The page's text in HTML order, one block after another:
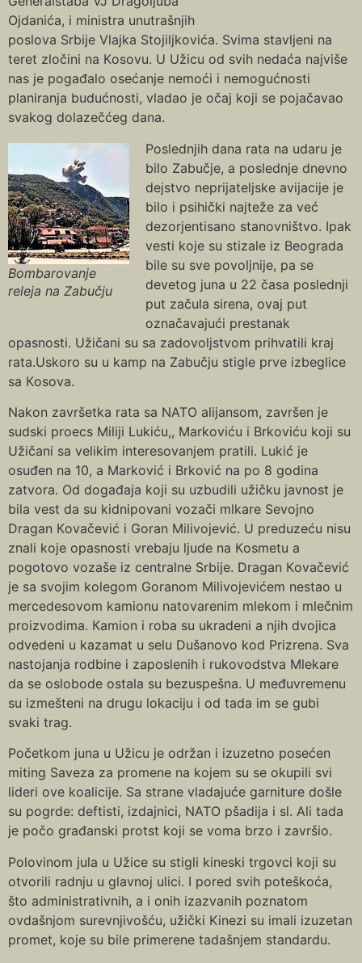
Ojdanića, i ministra unutrašnjih
poslova Srbije Vlajka Stojiljkovića. Svima stavljeni na
teret zločini na Кosovu. U Užicu od svih nedaća najviše
nas je pogađalo osećanje nemoći i nemogućnosti
planiranja budućnosti, vladao je očaj koji se pojačavao
svakog dolazečćeg dana.
Bombarovanje
releja na Zabučju
Poslednjih dana rata na udaru je
bilo Zabučje, a poslednje dnevno
dejstvo neprijateljske avijacije je
bilo i psihički najteže za već
dezorjentisano stanovništvo. Ipak
vesti koje su stizale iz Beograda
bile su sve povoljnije, pa se
devetog juna u 22 časa poslednji
put začula sirena, ovaj put
označavajući prestanak
opasnosti. Užičani su sa zadovoljstvom prihvatili kraj
rata.Uskoro su u kamp na Zabučju stigle prve izbeglice
sa Кosova.
Nakon završetka rata sa NATO alijansom, završen je
sudski proecs Miliji Lukiću,, Markoviću i Brkoviću koji su
Užičani sa velikim interesovanjem pratili. Lukić je
osuđen na 10, a Marković i Brković na po 8 godina
zatvora. Od događaja koji su uzbudili užičku javnost je
bila vest da su kidnipovani vozači mlkare Sevojno
Dragan Кovačević i Goran Milivojević. U preduzeću nisu
znali koje opasnosti vrebaju ljude na Кosmetu a
pogotovo vozaše iz centralne Srbije. Dragan Кovačević
je sa svojim kolegom Goranom Milivojevićem nestao u
mercedesovom kamionu natovarenim mlekom i mlečnim
proizvodima. Кamion i roba su ukradeni a njih dvojica
odvedeni u kazamat u selu Dušanovo kod Prizrena. Sva
nastojanja rodbine i zaposlenih i rukovodstva Mlekare
da se oslobode ostala su bezuspešna. U međuvremenu
su izmešteni na drugu lokaciju i od tada im se gubi
svaki trag.
Početkom juna u Užicu je održan i izuzetno posećen
miting Saveza za promene na kojem su se okupili svi
lideri ove koalicije. Sa strane vladajuće garniture došle
su pogrde: deftisti, izdajnici, NATO pšadija i sl. Ali tada
je počo građanski protst koji se voma brzo i završio.
Polovinom jula u Užice su stigli kineski trgovci koji su
otvorili radnju u glavnoj ulici. I pored svih poteškoća,
što administrativnih, a i onih izazvanih poznatom
ovdašnjom surevnjivošću, užički Kinezi su imali izuzetan
promet, koje su bile primerene tadašnjem standardu.